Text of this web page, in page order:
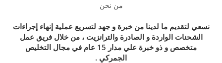
من نحن
نسعي لتقديم ما لدينا من خبرة و جهد لتسريع عملية إنهاء إجراءات
الشحنات الواردة و الصادرة والترانزيت ، من خلال فريق عمل
متخصص و ذو خبرة علي مدار 15 عام في مجال التخليص
الجمركي .